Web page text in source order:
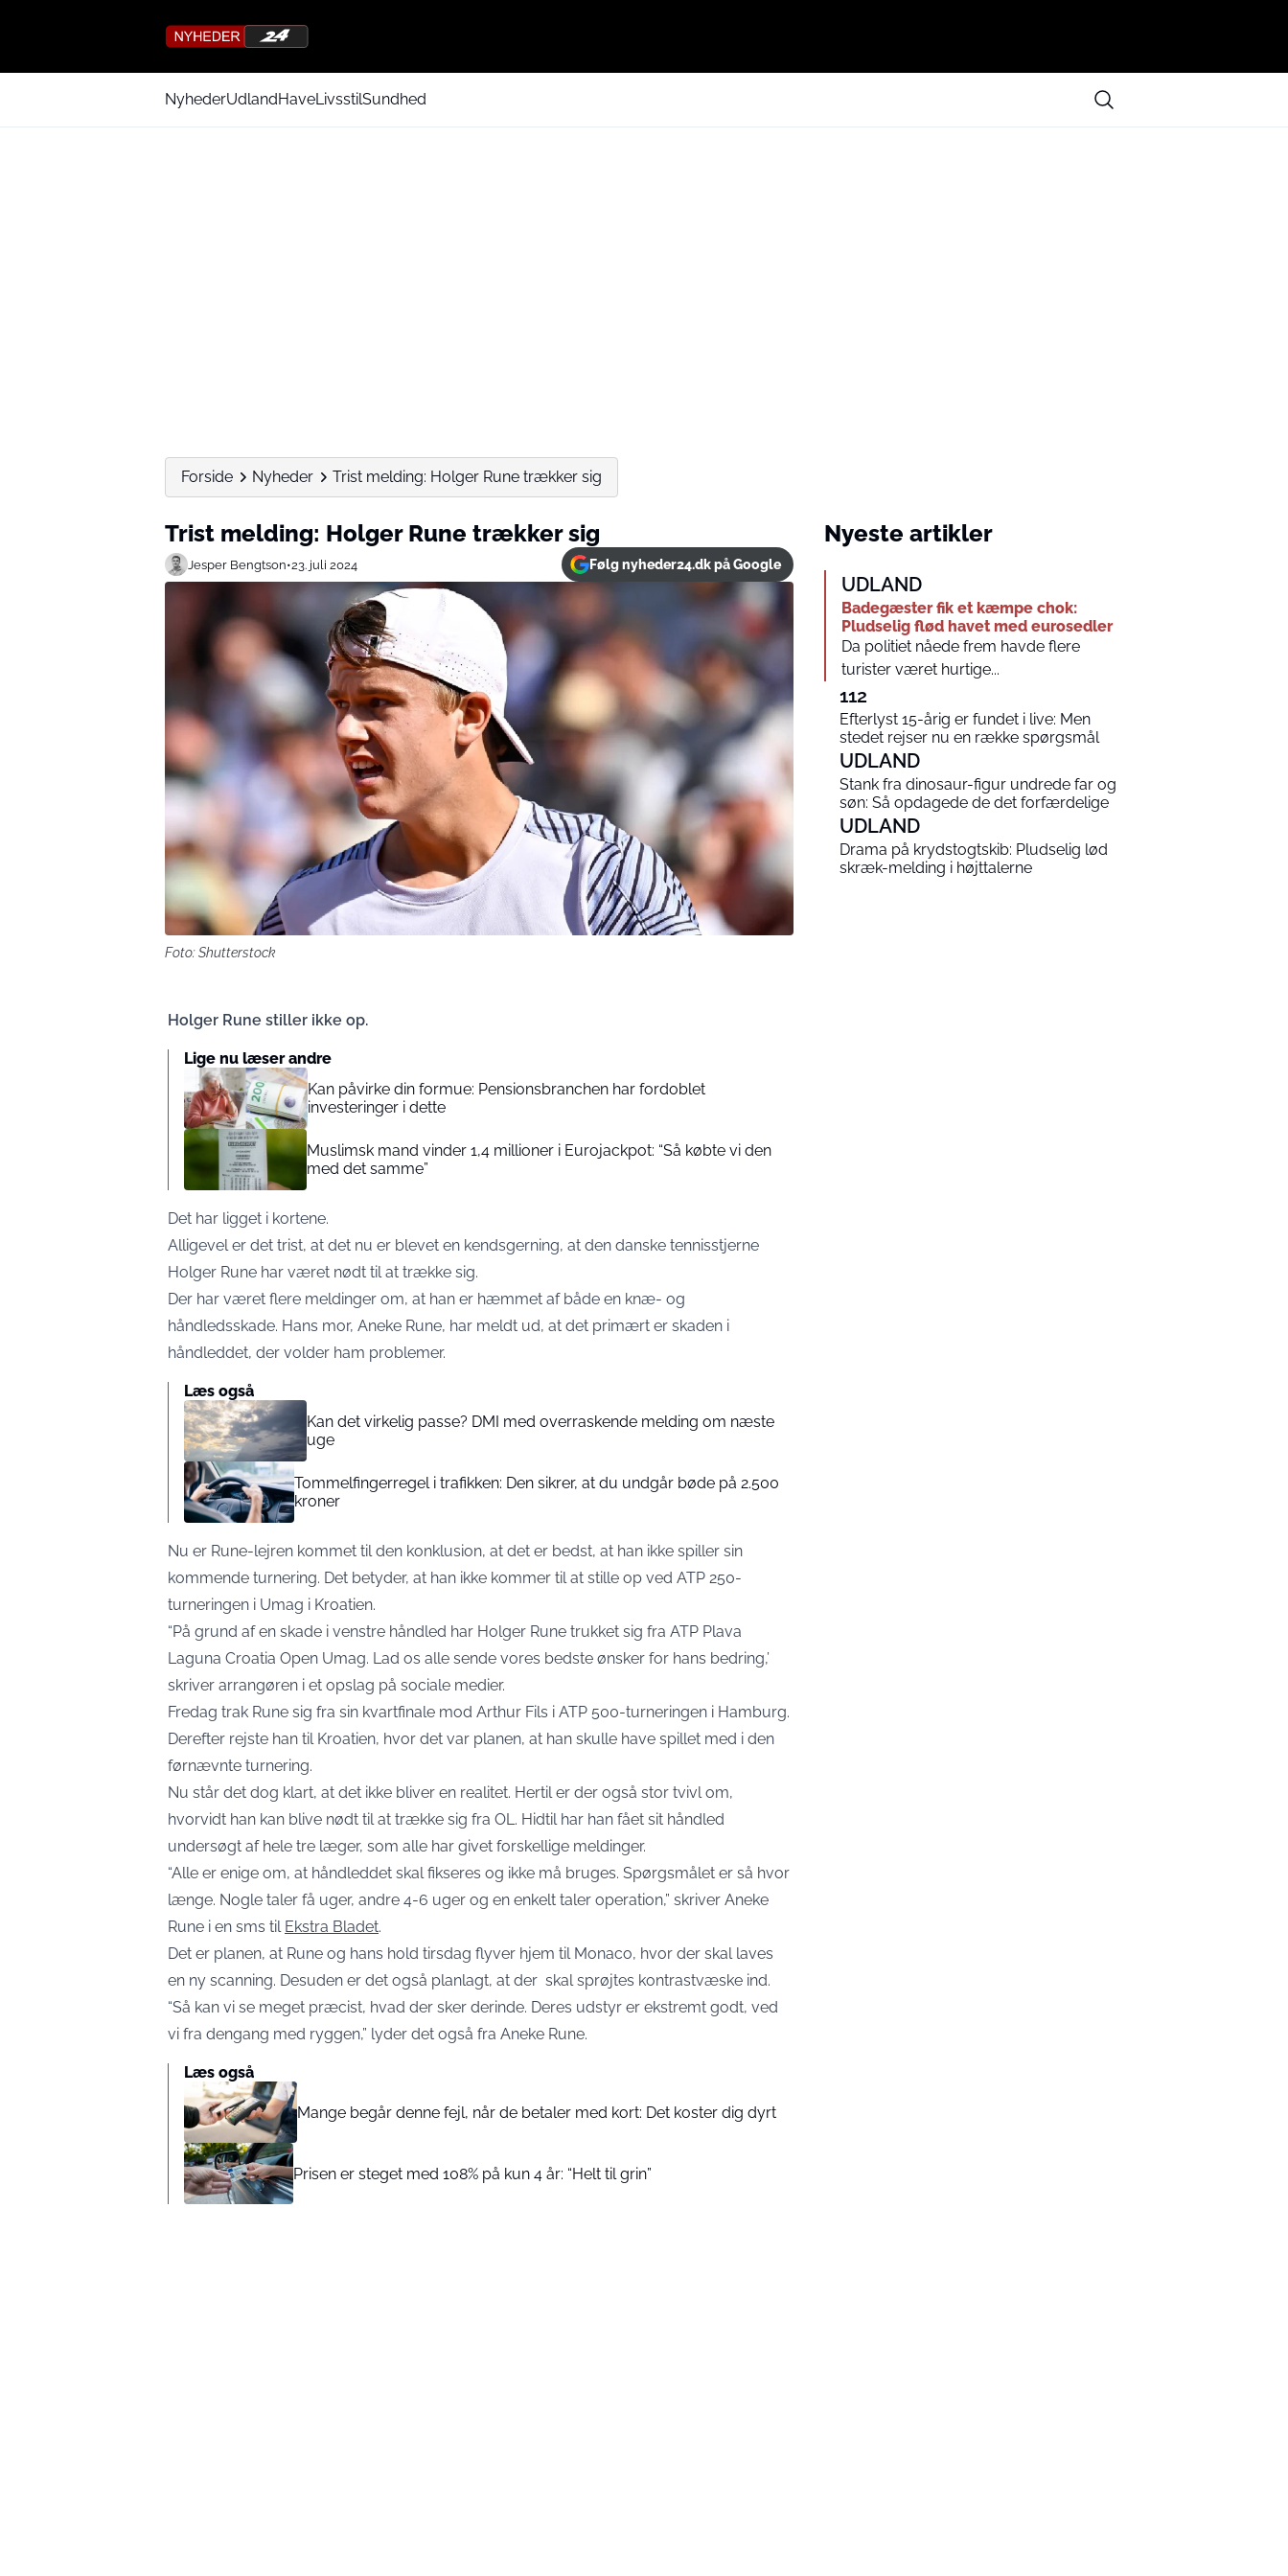
NyhederUdlandHaveLivsstilSundhed
Forside Nyheder Trist melding: Holger Rune trækker sig
Trist melding: Holger Rune trækker sig
Jesper Bengtson•23. juli 2024 Følg nyheder24.dk på Google
Foto: Shutterstock
Holger Rune stiller ikke op.
Lige nu læser andre
Kan påvirke din formue: Pensionsbranchen har fordoblet
investeringer i dette
Muslimsk mand vinder 1,4 millioner i Eurojackpot: “Så købte vi den
med det samme”
Det har ligget i kortene.
Alligevel er det trist, at det nu er blevet en kendsgerning, at den danske tennisstjerne
Holger Rune har været nødt til at trække sig.
Der har været flere meldinger om, at han er hæmmet af både en knæ- og
håndledsskade. Hans mor, Aneke Rune, har meldt ud, at det primært er skaden i
håndleddet, der volder ham problemer.
Læs også
Kan det virkelig passe? DMI med overraskende melding om næste
uge
Tommelfingerregel i trafikken: Den sikrer, at du undgår bøde på 2.500
kroner
Nu er Rune-lejren kommet til den konklusion, at det er bedst, at han ikke spiller sin
kommende turnering. Det betyder, at han ikke kommer til at stille op ved ATP 250-
turneringen i Umag i Kroatien.
“På grund af en skade i venstre håndled har Holger Rune trukket sig fra ATP Plava
Laguna Croatia Open Umag. Lad os alle sende vores bedste ønsker for hans bedring,’
skriver arrangøren i et opslag på sociale medier.
Fredag trak Rune sig fra sin kvartfinale mod Arthur Fils i ATP 500-turneringen i Hamburg.
Derefter rejste han til Kroatien, hvor det var planen, at han skulle have spillet med i den
førnævnte turnering.
Nu står det dog klart, at det ikke bliver en realitet. Hertil er der også stor tvivl om,
hvorvidt han kan blive nødt til at trække sig fra OL. Hidtil har han fået sit håndled
undersøgt af hele tre læger, som alle har givet forskellige meldinger.
“Alle er enige om, at håndleddet skal fikseres og ikke må bruges. Spørgsmålet er så hvor
længe. Nogle taler få uger, andre 4-6 uger og en enkelt taler operation,” skriver Aneke
Rune i en sms til Ekstra Bladet.
Det er planen, at Rune og hans hold tirsdag flyver hjem til Monaco, hvor der skal laves
en ny scanning. Desuden er det også planlagt, at der skal sprøjtes kontrastvæske ind.
“Så kan vi se meget præcist, hvad der sker derinde. Deres udstyr er ekstremt godt, ved
vi fra dengang med ryggen,” lyder det også fra Aneke Rune.
Læs også
Mange begår denne fejl, når de betaler med kort: Det koster dig dyrt
Prisen er steget med 108% på kun 4 år: “Helt til grin”
Nyeste artikler
UDLAND
Badegæster fik et kæmpe chok:
Pludselig flød havet med eurosedler
Da politiet nåede frem havde flere
turister været hurtige...
112
Efterlyst 15-årig er fundet i live: Men
stedet rejser nu en række spørgsmål
UDLAND
Stank fra dinosaur-figur undrede far og
søn: Så opdagede de det forfærdelige
UDLAND
Drama på krydstogtskib: Pludselig lød
skræk-melding i højttalerne